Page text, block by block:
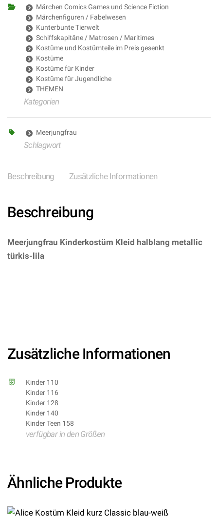
Märchen Comics Games und Science Fiction
Märchenfiguren / Fabelwesen
Kunterbunte Tierwelt
Schiffskapitäne / Matrosen / Maritimes
Kostüme und Kostümteile im Preis gesenkt
Kostüme
Kostüme für Kinder
Kostüme für Jugendliche
THEMEN
Kategorien
Meerjungfrau
Schlagwort
Beschreibung Zusätzliche Informationen
Beschreibung
Meerjungfrau Kinderkostüm Kleid halblang metallic
türkis-lila
Zusätzliche Informationen
Kinder 110
Kinder 116
Kinder 128
Kinder 140
Kinder Teen 158
verfügbar in den Größen
Ähnliche Produkte